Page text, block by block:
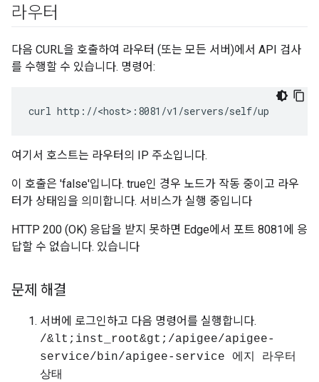
라우터
다음 CURL을 호출하여 라우터 (또는 모든 서버)에서 API 검사
를 수행할 수 있습니다. 명령어:
curl http://<host>:8081/v1/servers/self/up
여기서 호스트는 라우터의 IP 주소입니다.
이 호출은 'false'입니다. true인 경우 노드가 작동 중이고 라우
터가 상태임을 의미합니다. 서비스가 실행 중입니다
HTTP 200 (OK) 응답을 받지 못하면 Edge에서 포트 8081에 응
답할 수 없습니다. 있습니다
문제 해결
서버에 로그인하고 다음 명령어를 실행합니다.
/&lt;inst_root&gt;/apigee/apigee-
service/bin/apigee-service 에지 라우터
상태